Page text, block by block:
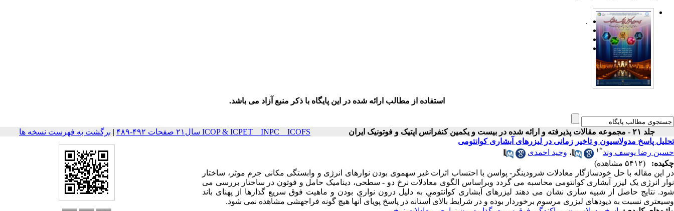
.
استفاده از مطالب ارائه شده در این پایگاه با ذکر منبع آزاد می باشد.
جلد ۲۱ - مجموعه مقالات پذیرفته و ارائه شده در بیست و یکمین کنفرانس اپتیک و فوتونیک ایران ICOP & ICPET _ INPC _ ICOFS سال۲۱ صفحات ۴۹۲-۴۸۹ | برگشت به فهرست نسخه ها
تحلیل پاسخ مدولاسیون و تاخیر زمانی در لیزرهای آبشاری کوانتومی
حسین رضا یوسف وند*۱ ، وحید احمدی
چکیده:
(۵۴۱۲ مشاهده)
در این مقاله با حل خودسازگار معادلات شرودینگر- پواسن با احتساب اثرات غیر سهموی بودن نوارهای انرژی و وابستگی مکانی جرم موثر، ساختار
نوار انرژی یک لیزر آبشاری کوانتومی محاسبه می گردد وبراساس الگوی معادلات نرخ دو - سطحی، دینامیک حامل و فوتون در ساختار بررسی می
شود. نتایج حاصل از شبیه سازی نشان می دهند لیزرهای آبشاری کوانتومی به دلیل درون نواری بودن و ماهیت فوق سریع گذارها از پهنای باند
وسیعتری نسبت به دیودهای لیزری مرسوم برخوردار بوده و در شرایط بالای آستانه در پاسخ پویای آنها هیچ گونه فراجهشی مشاهده نمی شود.